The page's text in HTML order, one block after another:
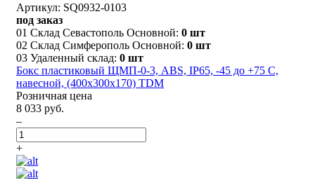
Артикул: SQ0932-0103
под заказ
01 Склад Севастополь Основной: 0 шт
02 Склад Симферополь Основной: 0 шт
03 Удаленный склад: 0 шт
Бокс пластиковый ЩМП-0-3, ABS, IP65, -45 до +75 С,
навесной, (400x300x170) TDM
Розничная цена
8 033 руб.
–
+